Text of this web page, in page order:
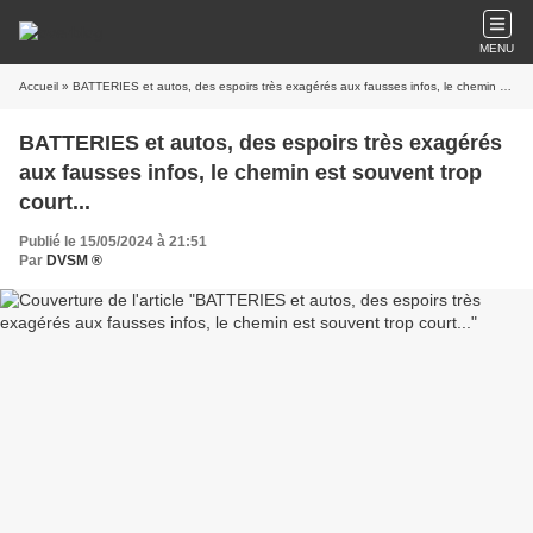
MENU
Accueil » BATTERIES et autos, des espoirs très exagérés aux fausses infos, le chemin est souvent trop court...
BATTERIES et autos, des espoirs très exagérés
aux fausses infos, le chemin est souvent trop
court...
Publié le 15/05/2024 à 21:51
Par DVSM ®